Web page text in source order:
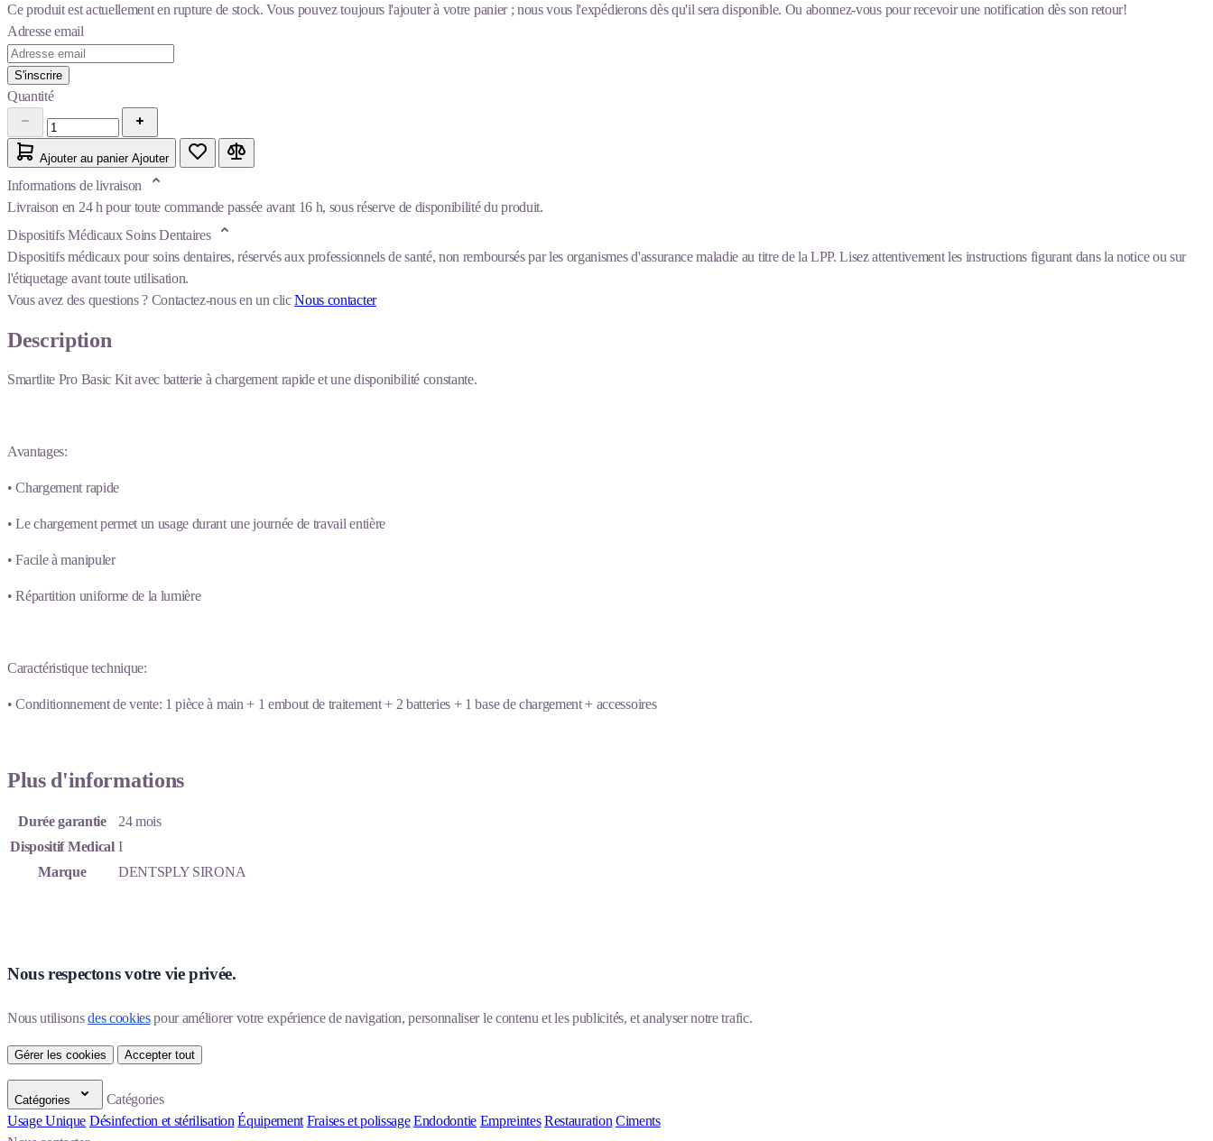
Ce produit est actuellement en rupture de stock. Vous pouvez toujours l'ajouter à votre panier ; nous vous l'expédierons dès qu'il sera disponible. Ou abonnez-vous pour recevoir une notification dès son retour!
Adresse email
S'inscrire
Quantité
Ajouter au panier Ajouter
Informations de livraison
Livraison en 24 h pour toute commande passée avant 16 h, sous réserve de disponibilité du produit.
Dispositifs Médicaux Soins Dentaires
Dispositifs médicaux pour soins dentaires, réservés aux professionnels de santé, non remboursés par les organismes d'assurance maladie au titre de la LPP. Lisez attentivement les instructions figurant dans la notice ou sur
l'étiquetage avant toute utilisation.
Vous avez des questions ? Contactez-nous en un clicNous contacter
Description
Smartlite Pro Basic Kit avec batterie à chargement rapide et une disponibilité constante.
Avantages:
• Chargement rapide
• Le chargement permet un usage durant une journée de travail entière
• Facile à manipuler
• Répartition uniforme de la lumière
Caractéristique technique:
• Conditionnement de vente: 1 pièce à main + 1 embout de traitement + 2 batteries + 1 base de chargement + accessoires
Plus d'informations
Durée garantie
24 mois
Dispositif Medical I
Marque
DENTSPLY SIRONA
Nous respectons votre vie privée.
Nous utilisons des cookies pour améliorer votre expérience de navigation, personnaliser le contenu et les publicités, et analyser notre trafic.
Gérer les cookies Accepter tout
Catégories
Catégories
Usage Unique Désinfection et stérilisation Équipement Fraises et polissage Endodontie Empreintes Restauration Ciments